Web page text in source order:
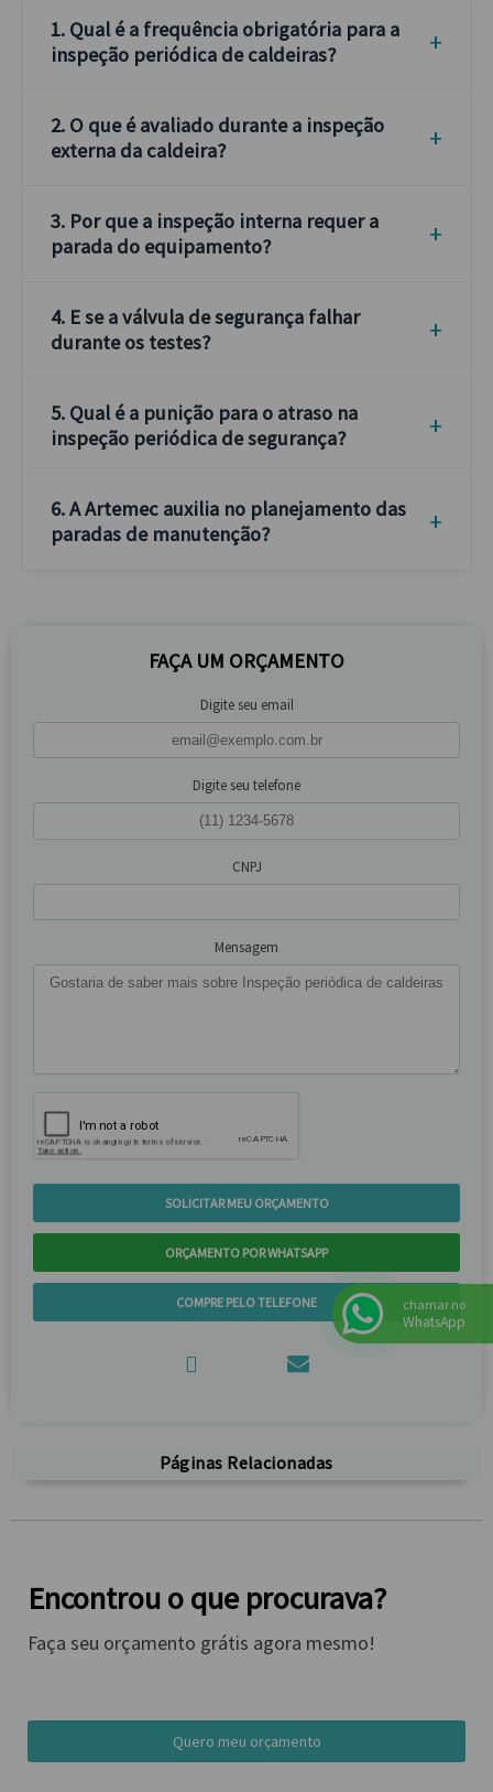
1. Qual é a frequência obrigatória para a
inspeção periódica de caldeiras?
2. O que é avaliado durante a inspeção
externa da caldeira?
3. Por que a inspeção interna requer a
parada do equipamento?
4. E se a válvula de segurança falhar
durante os testes?
5. Qual é a punição para o atraso na
inspeção periódica de segurança?
6. A Artemec auxilia no planejamento das
paradas de manutenção?
FAÇA UM ORÇAMENTO
Digite seu email
Digite seu telefone
CNPJ
Mensagem
SOLICITAR MEU ORÇAMENTO
ORÇAMENTO POR WHATSAPP
COMPRE PELO TELEFONE
Páginas Relacionadas
Encontrou o que procurava?
Faça seu orçamento grátis agora mesmo!
Quero meu orçamento
chamar no
WhatsApp